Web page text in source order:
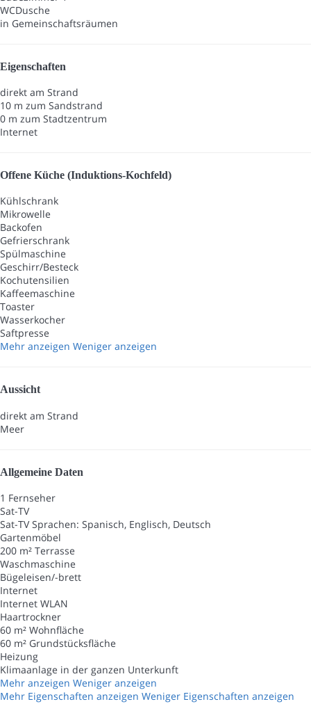
WCDusche
in Gemeinschaftsräumen
Eigenschaften
direkt am Strand
10 m zum Sandstrand
0 m zum Stadtzentrum
Internet
Offene Küche (Induktions-Kochfeld)
Kühlschrank
Mikrowelle
Backofen
Gefrierschrank
Spülmaschine
Geschirr/Besteck
Kochutensilien
Kaffeemaschine
Toaster
Wasserkocher
Saftpresse
Mehr anzeigen Weniger anzeigen
Aussicht
direkt am Strand
Meer
Allgemeine Daten
1 Fernseher
Sat-TV
Sat-TVSprachen: Spanisch, Englisch, Deutsch
Gartenmöbel
200 m² Terrasse
Waschmaschine
Bügeleisen/-brett
Internet
Internet WLAN
Haartrockner
60 m² Wohnfläche
60 m² Grundstücksfläche
Heizung
Klimaanlage in der ganzen Unterkunft
Mehr anzeigen Weniger anzeigen
Mehr Eigenschaften anzeigen Weniger Eigenschaften anzeigen